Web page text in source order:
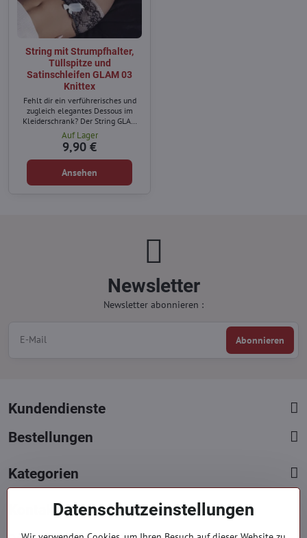
String mit Strumpfhalter,
Tüllspitze und
Satinschleifen GLAM 03
Knittex
Fehlt dir ein verführerisches und
zugleich elegantes Dessous im
Kleiderschrank? Der String GLAM
03 mit integriertem Strumpfhalter
von Knittex bietet feminine
Raffinesse für den Alltag und
romantische Momente.
Auf Lager
9,90 €
Ansehen
Newsletter
Newsletter abonnieren :
Abonnieren
Kundendienste
Bestellungen
Kategorien
KontakteDatenschutzeinstellungen